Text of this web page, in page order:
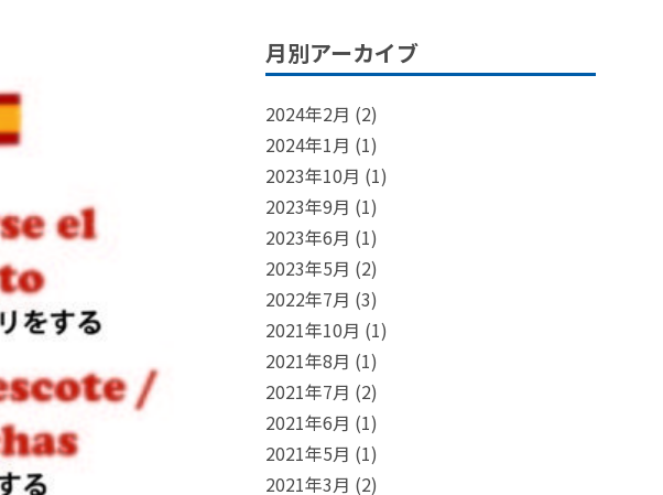
月別アーカイブ
2024年2月 (2)
2024年1月 (1)
2023年10月 (1)
2023年9月 (1)
2023年6月 (1)
2023年5月 (2)
2022年7月 (3)
2021年10月 (1)
2021年8月 (1)
2021年7月 (2)
2021年6月 (1)
2021年5月 (1)
2021年3月 (2)